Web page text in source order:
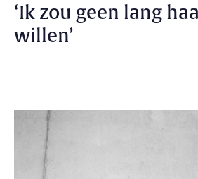
‘Ik zou geen lang
willen’